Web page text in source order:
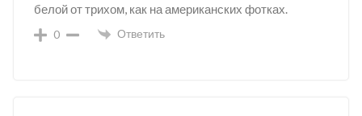
белой от трихом, как на американских фотках.
0 Ответить